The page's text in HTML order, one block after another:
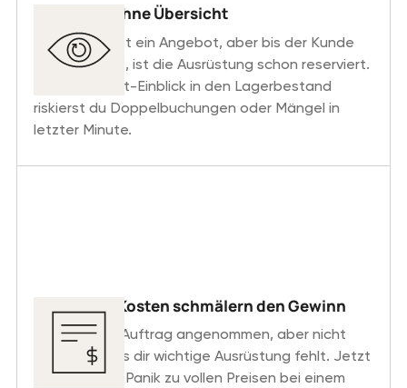
Angebote ohne Übersicht
Du verschickst ein Angebot, aber bis der Kunde
unterschreibt, ist die Ausrüstung schon reserviert.
Ohne Echtzeit-Einblick in den Lagerbestand
riskierst du Doppelbuchungen oder Mängel in
letzter Minute.
Versteckte Kosten schmälern den Gewinn
Du hast den Auftrag angenommen, aber nicht
bemerkt, dass dir wichtige Ausrüstung fehlt. Jetzt
mietest du in Panik zu vollen Preisen bei einem